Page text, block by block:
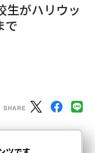
生がハリウッ
で